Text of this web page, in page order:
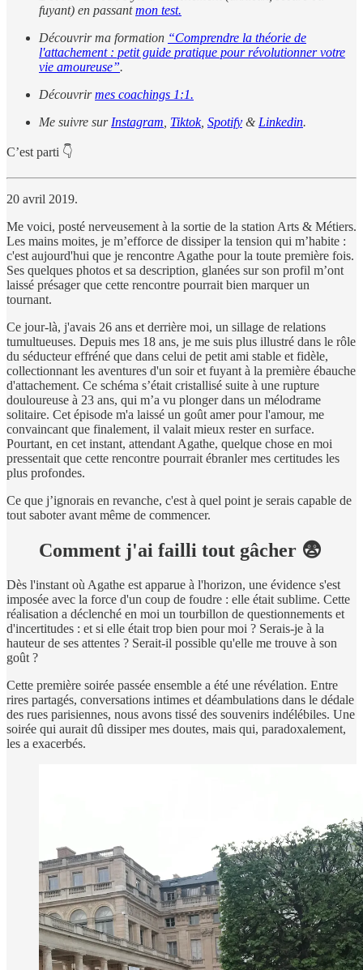
fuyant) en passantmon test.
Découvrir ma formation “Comprendre la théorie de
l'attachement : petit guide pratique pour révolutionner votre
vie amoureuse”.
Découvrirmes coachings 1:1.
Me suivre sur Instagram Tiktok, Spotify & Linkedin.
C’est parti 👇
20 avril 2019.
Me voici, posté nerveusement à la sortie de la station Arts & Métiers.
Les mains moites, je m’efforce de dissiper la tension qui m’habite :
c'est aujourd'hui que je rencontre Agathe pour la toute première fois.
Ses quelques photos et sa description, glanées sur son profil m’ont
laissé présager que cette rencontre pourrait bien marquer un
tournant.
Ce jour-là, j'avais 26 ans et derrière moi, un sillage de relations
tumultueuses. Depuis mes 18 ans, je me suis plus illustré dans le rôle
du séducteur effréné que dans celui de petit ami stable et fidèle,
collectionnant les aventures d'un soir et fuyant à la première ébauche
d'attachement. Ce schéma s’était cristallisé suite à une rupture
douloureuse à 23 ans, qui m’a vu plonger dans un mélodrame
solitaire. Cet épisode m'a laissé un goût amer pour l'amour, me
convaincant que finalement, il valait mieux rester en surface.
Pourtant, en cet instant, attendant Agathe, quelque chose en moi
pressentait que cette rencontre pourrait ébranler mes certitudes les
plus profondes.
Ce que j’ignorais en revanche, c'est à quel point je serais capable de
tout saboter avant même de commencer.
Comment j'ai failli tout gâcher 😨
Dès l'instant où Agathe est apparue à l'horizon, une évidence s'est
imposée avec la force d'un coup de foudre : elle était sublime. Cette
réalisation a déclenché en moi un tourbillon de questionnements et
d'incertitudes : et si elle était trop bien pour moi ? Serais-je à la
hauteur de ses attentes ? Serait-il possible qu'elle me trouve à son
goût ?
Cette première soirée passée ensemble a été une révélation. Entre
rires partagés, conversations intimes et déambulations dans le dédale
des rues parisiennes, nous avons tissé des souvenirs indélébiles. Une
soirée qui aurait dû dissiper mes doutes, mais qui, paradoxalement,
les a exacerbés.